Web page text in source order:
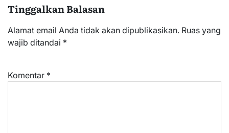
Tinggalkan Balasan
Alamat email Anda tidak akan dipublikasikan. Ruas yang
wajib ditandai *
Komentar *